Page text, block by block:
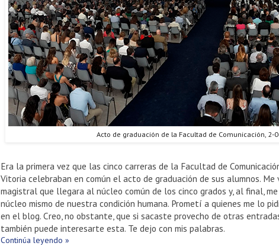
Acto de graduación de la Facultad de Comunicación, 2-
Era la primera vez que las cinco carreras de la Facultad de
Vitoria celebraban en común el acto de graduación de sus alumnos.
magistral que llegara al núcleo común de los cinco grados y, al final,
núcleo mismo de nuestra condición humana. Prometí a quienes me lo
en el blog. Creo, no obstante, que si sacaste provecho de otras
también puede interesarte esta. Te dejo con mis palabras.
Continúa leyendo »